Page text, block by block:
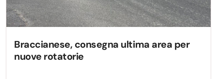
Braccianese, consegna ultima area per
nuove rotatorie